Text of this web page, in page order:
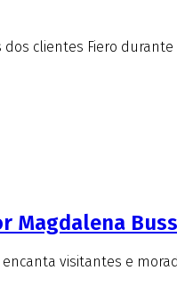
clientes Fiero
Magdalena
visitantes e